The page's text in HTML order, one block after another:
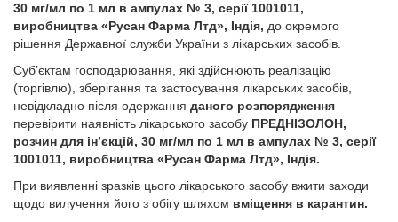
30 мг/мл по 1 мл в ампулах № 3, серії 1001011,
виробництва «Русан Фарма Лтд», Індія, до окремого
рішення Державної служби України з лікарських засобів
Суб’єктам господарювання, які здійснюють реалізацію
(торгівлю), зберігання та застосування лікарських засобів,
невідкладно після одержання даного розпорядження
перевірити наявність лікарського засобу ПРЕДНІЗОЛОН,
розчин для ін’єкцій, 30 мг/мл по 1 мл в ампулах № 3, серії
1001011, виробництва «Русан Фарма Лтд», Індія.
При виявленні зразків цього лікарського засобу вжити заходи
щодо вилучення його з обігу шляхом вміщення в карантин.